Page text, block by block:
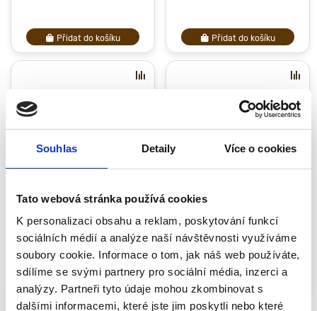
Souhlas Detaily Více o cookies
Tato webová stránka používá cookies
K personalizaci obsahu a reklam, poskytování funkcí
sociálních médií a analýze naší návštěvnosti využíváme
soubory cookie. Informace o tom, jak náš web používáte,
sdílíme se svými partnery pro sociální média, inzerci a
analýzy. Partneři tyto údaje mohou zkombinovat s
dalšími informacemi, které jste jim poskytli nebo které
Přidat do košíku Přidat do košíku
Masivní dřevěné kuchyňské
915.00 Kč
Předobjednávka
Dřevěné kuchyňské prkénko
1505.00 Kč
Předobjednávka